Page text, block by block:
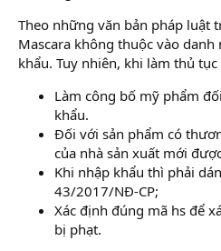
Theo những văn bản pháp luật
Mascara không thuộc vào
khẩu. Tuy nhiên, khi làm thủ
Làm công bố mỹ phẩm
khẩu.
Đối với sản phẩm có
của nhà sản xuất mới
Khi nhập khẩu thì phải
43/2017/NĐ-CP;
Xác định đúng mã hs để
bị phạt.